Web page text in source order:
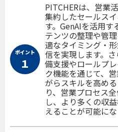
ポイント
１
PITCHERは、営業
集約したセールス
す。GenAIを活用
テンツの整理や管
適なタイミング・
信を実現します。
備支援やロールプ
ク機能を通じて、
がらスキルを高め
り、営業プロセス
し、より多くの収
えることが可能にな